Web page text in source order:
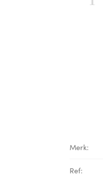
Merk:
Ref: